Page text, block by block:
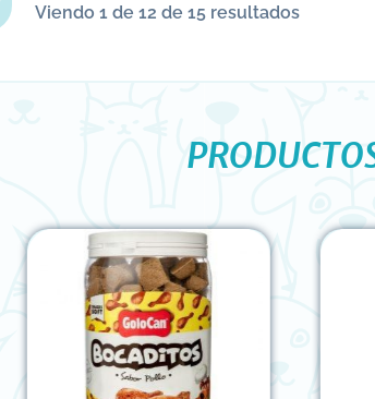
Viendo 1 de 12 de 15 resultados